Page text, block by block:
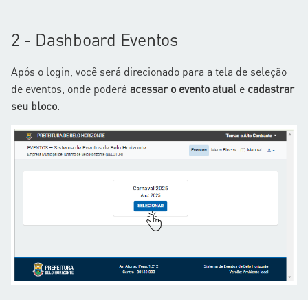
2 - Dashboard Eventos
Após o login, você será direcionado para a tela de seleção
de eventos, onde poderá acessar o evento atual e cadastrar
seu bloco.